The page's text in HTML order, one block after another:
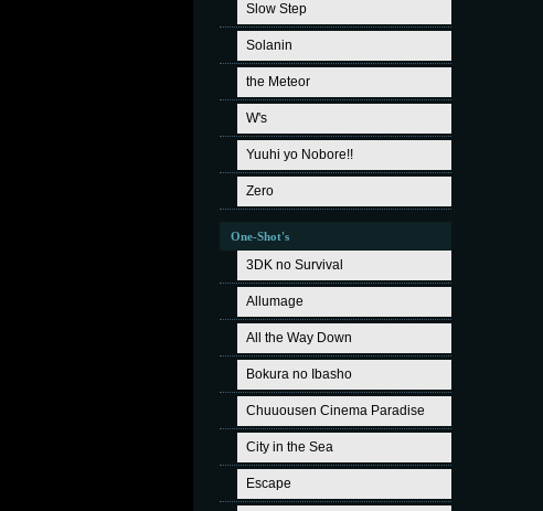
Slow Step
Solanin
the Meteor
W's
Yuuhi yo Nobore!!
Zero
One-Shot's
3DK no Survival
Allumage
All the Way Down
Bokura no Ibasho
Chuuousen Cinema Paradise
City in the Sea
Escape